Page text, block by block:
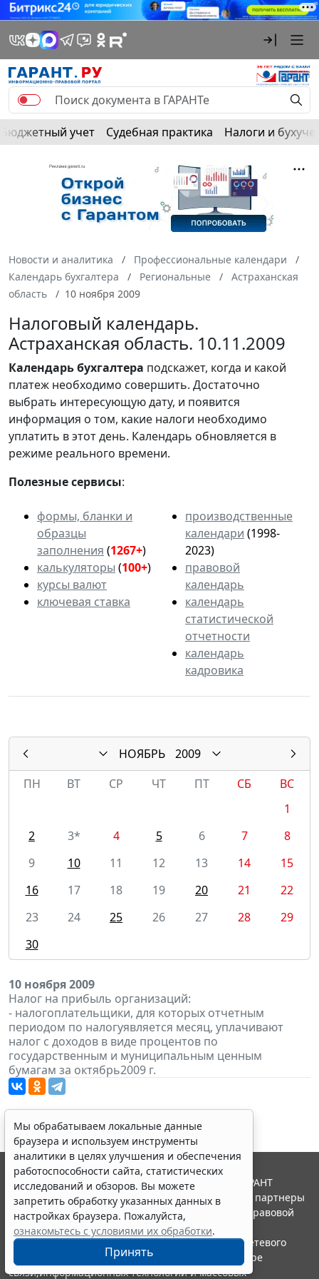
Бюджетный учет Судебная практика Налоги и
Новости и аналитика
Профессиональные календари
Календарь бухгалтера
Региональные
Астраханская
область
10 ноября 2009
Налоговый календарь.
Астраханская область. 10.11.2009
Календарьбухгалтера подскажет, когда и какой
платеж необходимо совершить. Достаточно
выбрать интересующую дату, и появится
информация о том, какие налоги необходимо
уплатить в этот день. Календарь обновляется в
режиме реального времени.
Полезные сервисы:
формы, бланки и
образцы
заполнения (1267+)
калькуляторы (100+)
курсы валют
ключевая ставка
производственные
календари (1998-
2023)
правовой
календарь
календарь
статистической
отчетности
календарь
кадровика
НОЯБРЬ
2009
ПН
ВТ СР ЧТ ПТ СБ
ВС
1
2
3* 4 5 6 7
8
9
10 11 12 13 14
15
16
17 18 19 20 21
22
23
24 25 26 27 28
29
30
10 ноября 2009
Налог на прибыль организаций:
- налогоплательщики, для которых отчетным
периодом по налогуявляется месяц, уплачивают
налог с доходов в виде процентов по
государственным и муниципальным ценным
бумагам за октябрь2009 г.
Мы обрабатываем локальные данные
браузера и используем инструменты
аналитики в целях улучшения и обеспечения
работоспособности сайта, статистических
исследований и обзоров. Вы можете
запретить обработку указанных данных в
настройках браузера. Пожалуйста,
ознакомьтесь с условиями их обработки.
Принять
© ООО "НПП "ГАРАНТ-СЕРВИС", 2026. Система ГАРАНТ
выпускается с 1990 года. Компания "Гарант" и ее партнеры
являются участниками Российской ассоциации правовой
информации ГАРАНТ.
Портал ГАРАНТ.РУ зарегистрирован в качестве сетевого
издания Федеральной службой по надзору в сфере
связи,информационных технологий и массовых